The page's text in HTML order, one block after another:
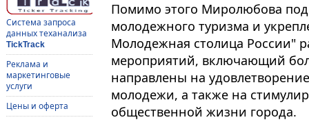
Система запроса
данных теханализа
TickTrack
Реклама и
маркетинговые
услуги
Цены и оферта
Помимо этого Миролюбова
молодежного туризма и
Молодежная столица России"
мероприятий, включающий
направлены на
молодежи, а также на
общественной жизни города.